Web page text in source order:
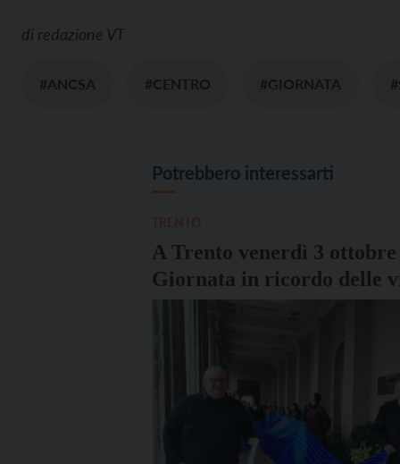
di redazione VT
#ANCSA #CENTRO #GIORNATA
Potrebbero interessarti
A Trento venerdì 3
Giornata in ricordo delle
di immigrazione